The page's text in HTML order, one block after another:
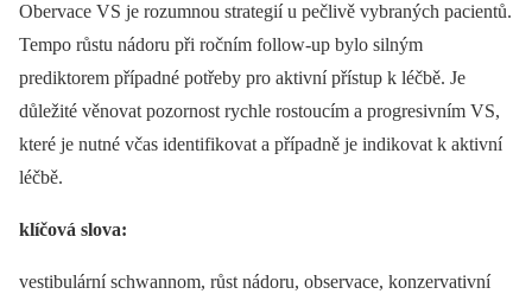
Obervace VS je rozumnou strategií u pečlivě vybraných pacientů.
Tempo růstu nádoru při ročním follow-up bylo silným
prediktorem případné potřeby pro aktivní přístup k léčbě. Je
důležité věnovat pozornost rychle rostoucím a progresivním VS,
které je nutné včas identifikovat a případně je indikovat k aktivní
léčbě.
klíčová slova:
vestibulární schwannom, růst nádoru, observace, konzervativní